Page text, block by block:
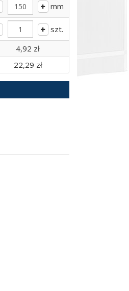
mm
szt.
4,92 zł
22,29 zł